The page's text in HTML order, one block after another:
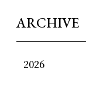
ARCHIVE
2026